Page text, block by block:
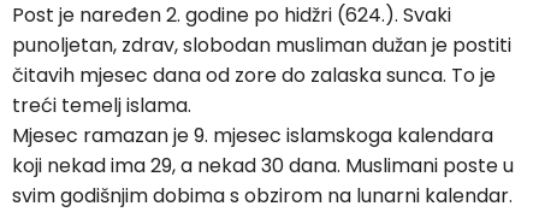
Post je naređen 2. godine po hidžri (624.). Svaki
punoljetan, zdrav, slobodan musliman dužan je postiti
čitavih mjesec dana od zore do zalaska sunca. To je
treći temelj islama.
Mjesec ramazan je 9. mjesec islamskoga kalendara
koji nekad ima 29, a nekad 30 dana. Muslimani poste u
svim godišnjim dobima s obzirom na lunarni kalendar.